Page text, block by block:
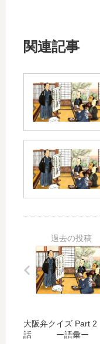
関連記事
大阪弁クイズ
話 ー語彙ー